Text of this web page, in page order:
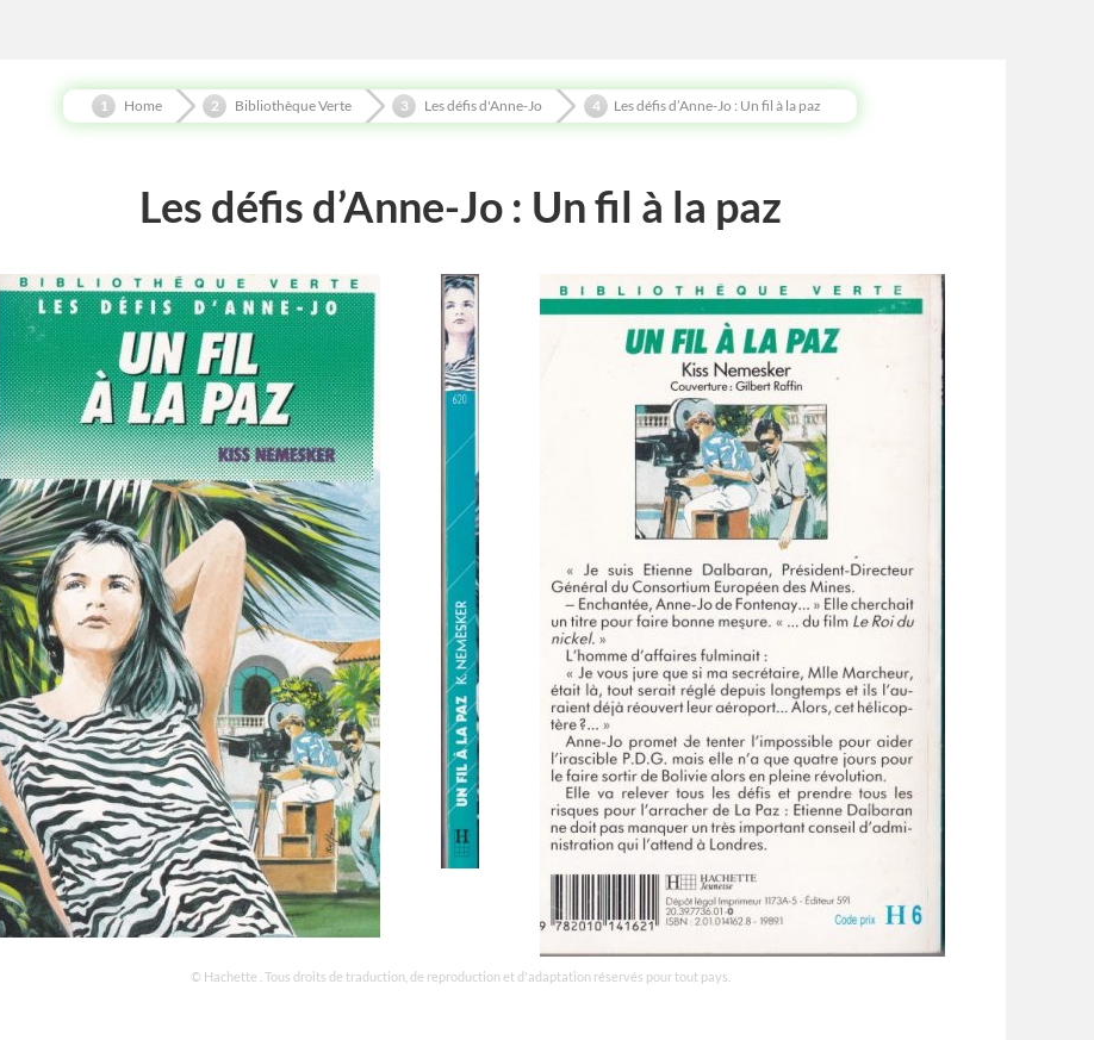
Home Bibliothèque Verte Les défis d'Anne-Jo Les défis d’Anne-Jo : Un fil à la paz
Les défis d’Anne-Jo : Un fil à la paz
© Hachette . Tous droits de traduction, de reproduction et d'adaptation réservés pour tout pays.